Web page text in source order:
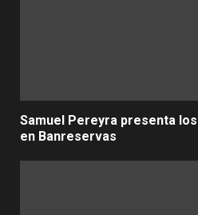
Samuel Pereyra presenta
en Banreservas